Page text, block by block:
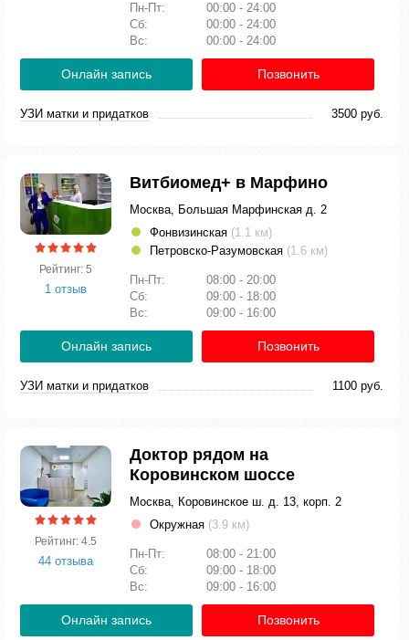
Пн-Пт:
00:00 - 24:00
Сб:
00:00 - 24:00
Вс:
00:00 - 24:00
Онлайн запись Позвонить
УЗИ матки и придатков 3500 руб.
Рейтинг: 5
1 отзыв
Витбиомед+ в Марфино
Москва, Большая Марфинская д. 2
Фонвизинская (1.1 км)
Петровско-Разумовская (1.6 км)
Пн-Пт:
08:00 - 20:00
Сб:
09:00 - 18:00
Вс:
09:00 - 16:00
Онлайн запись Позвонить
УЗИ матки и придатков 1100 руб.
Рейтинг: 4.5
44 отзыва
Доктор рядом на
Коровинском шоссе
Москва, Коровинское ш. д. 13, корп. 2
Окружная (3.9 км)
Пн-Пт:
08:00 - 21:00
Сб:
09:00 - 18:00
Вс:
09:00 - 16:00
Онлайн запись Позвонить